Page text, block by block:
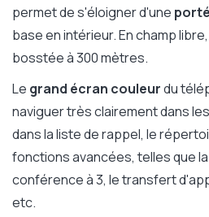
permet de s'éloigner d'une
base en intérieur. En champ
bosstée à 300 mètres.
Le grand écran couleurdu
naviguer très clairement dans
dans la liste de rappel, le
fonctions avancées, telles que
conférence à 3, le transfert
etc.